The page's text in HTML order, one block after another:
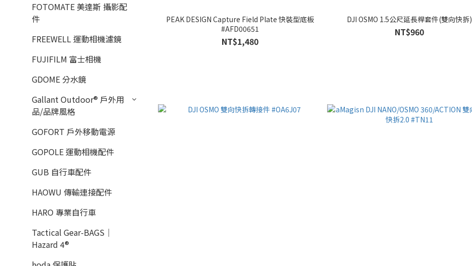
FOTOMATE 美達斯 攝影配
件
FREEWELL 運動相機濾鏡
FUJIFILM 富士相機
GDOME 分水鏡
Gallant Outdoor®️ 戶外用
品/品牌風格
GOFORT 戶外移動電源
GOPOLE 運動相機配件
GUB 自行車配件
HAOWU 傳輸連接配件
HARO 專業自行車
Tactical Gear-BAGS｜
Hazard 4®
PEAK DESIGN Capture Field Plate 快裝型底板
#AFD00651
NT$1,480
DJI OSMO 1.5公尺延長桿套件(雙向快拆)
NT$960